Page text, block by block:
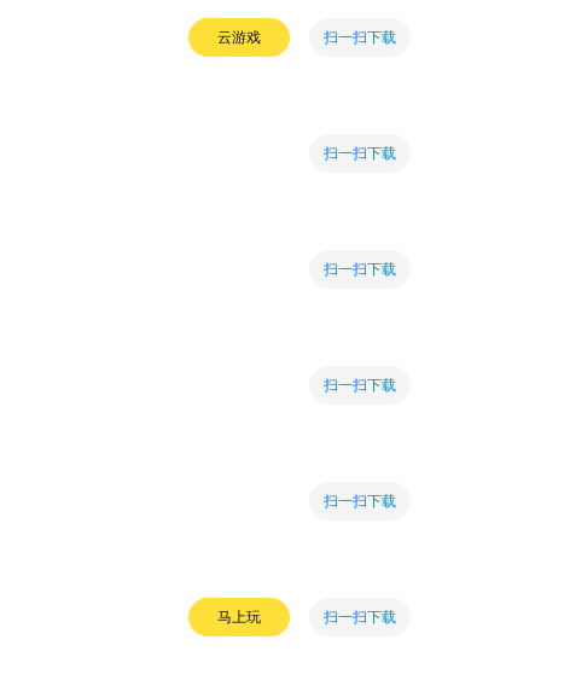
云游戏 扫一扫下载
扫一扫下载
扫一扫下载
扫一扫下载
扫一扫下载
马上玩 扫一扫下载